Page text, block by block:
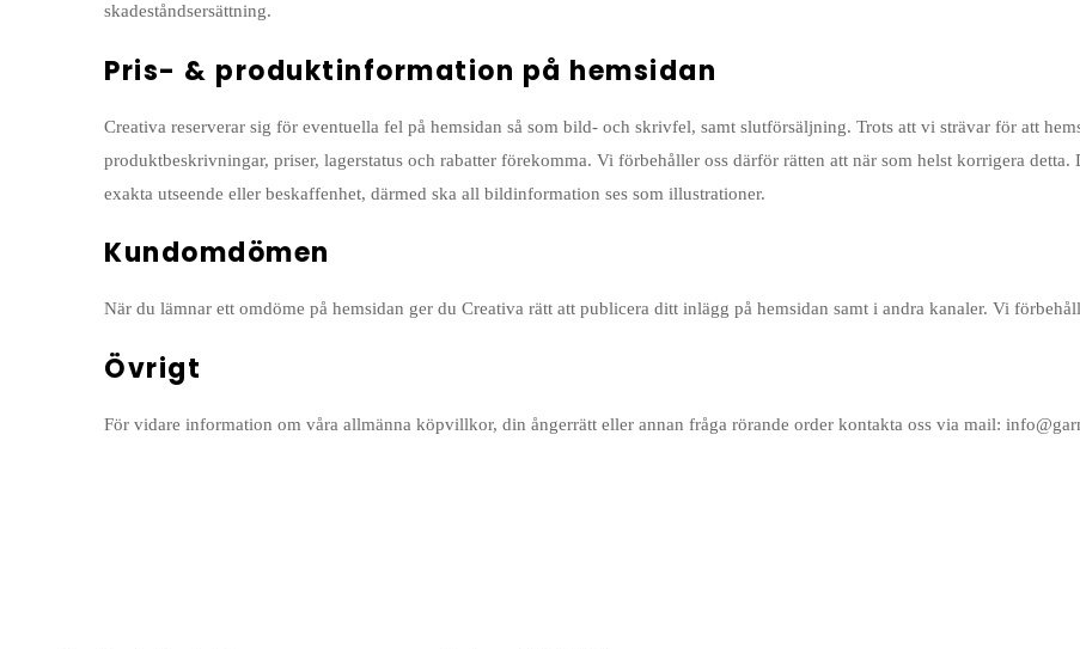
skadeståndsersättning.
Pris- & produktinformation på hemsidan
Creativa reserverar sig för eventuella fel på hemsidan så som bild- och skrivfel, samt slutförsäljning. Trots att vi strävar för att
produktbeskrivningar, priser, lagerstatus och rabatter förekomma. Vi förbehåller oss därför rätten att när som helst korrigera
exakta utseende eller beskaffenhet, därmed ska all bildinformation ses som illustrationer.
Kundomdömen
När du lämnar ett omdöme på hemsidan ger du Creativa rätt att publicera ditt inlägg på hemsidan samt i andra kanaler. Vi
Övrigt
För vidare information om våra allmänna köpvillkor, din ångerrätt eller annan fråga rörande order kontakta oss via mail: